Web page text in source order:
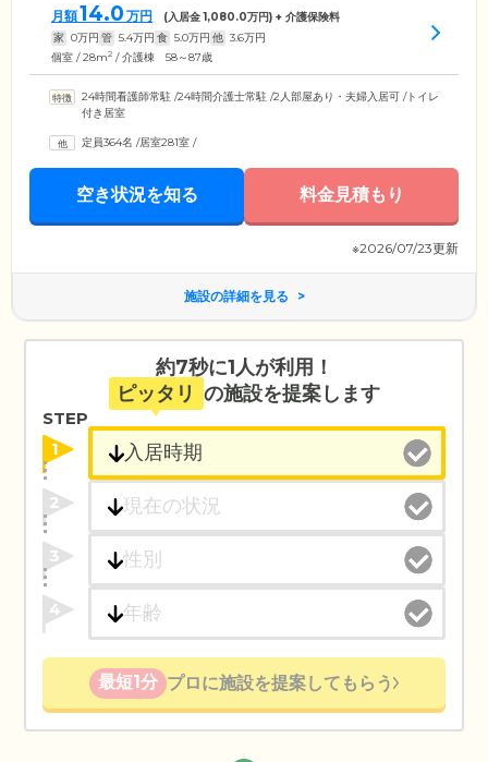
月額14.0 万円 (入居金1,080.0万円) + 介護保険料
家 0万円 管 5.4万円 食 5.0万円 他 3.6万円
個室 / 28m2 / 介護棟 58～87歳
24時間看護師常駐 /24時間介護士常駐 /2人部屋あり・夫婦入居可 /トイレ
付き居室
定員364名 /居室281室 /
空き状況を知る 料金見積もり
※2026/07/23更新
施設の詳細を見る
約7秒に1人が利用！
ピッタリ の施設を提案します
STEP
1
2
3
4
最短1分 プロに施設を提案してもらう